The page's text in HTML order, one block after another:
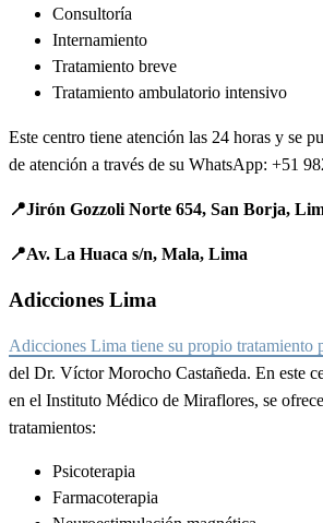
Consultoría
Internamiento
Tratamiento breve
Tratamiento ambulatorio intensivo
Este centro tiene atención las 24 horas y se
de atención a través de su WhatsApp: +51
📍Jirón Gozzoli Norte 654, San Borja,
📍Av. La Huaca s/n, Mala, Lima
Adicciones Lima
Adicciones Lima tiene su propio tratamiento
del Dr. Víctor Morocho Castañeda. En este
en el Instituto Médico de Miraflores, se
tratamientos:
Psicoterapia
Farmacoterapia